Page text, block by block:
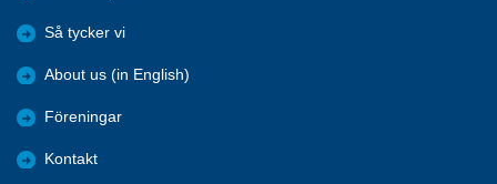
Så tycker vi
About us (in English)
Föreningar
Kontakt